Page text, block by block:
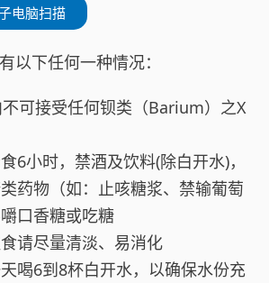
电脑扫描
以下任何一种情况：
可接受任何钡类（Barium）之X
6小时，禁酒及饮料(除白开水)，
药物（如：止咳糖浆、禁输葡萄
口香糖或吃糖
请尽量清淡、易消化
喝6到8杯白开水，以确保水份充